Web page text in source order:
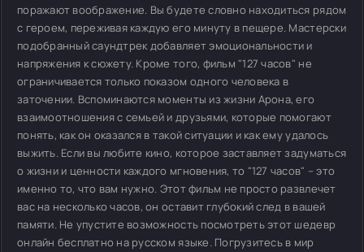
поражают воображение. Вы будете словно находиться рядом
с героем, переживая каждую его минуту в пещере. Мастерски
подобранный саундтрек добавляет эмоциональности и
напряжения к сюжету. Кроме того, фильм "127 часов" не
ограничивается только показом одного человека в
заточении. Вспоминаются моменты из жизни Арона, его
взаимоотношения с семьей и друзьями, которые помогают
понять, как он оказался в такой ситуации и как ему удалось
выжить. Если вы любите кино, которое заставляет задуматься
о жизни и ценности каждого мгновения, то "127 часов" – это
именно то, что вам нужно. Этот фильм не просто развлечет
вас на несколько часов, он оставит глубокий след в вашей
памяти. Не упустите возможность посмотреть этот шедевр
онлайн бесплатно на русском языке. Погрузитесь в мир